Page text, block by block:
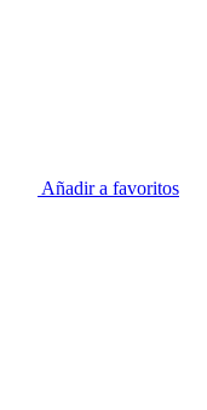
Añadir a favoritos